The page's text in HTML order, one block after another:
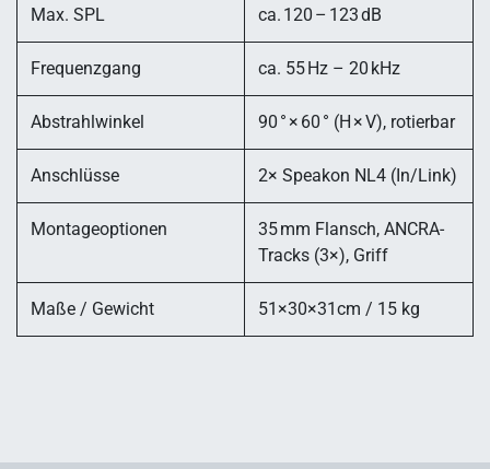
Max. SPL ca. 120 – 123 dB
Frequenzgang ca. 55 Hz – 20 kHz
Abstrahlwinkel 90 ° × 60 ° (H × V), rotierbar
Anschlüsse 2× Speakon NL4 (In/Link)
Montageoptionen
35 mm Flansch, ANCRA-
Tracks (3×), Griff
Maße / Gewicht 51×30×31cm / 15 kg